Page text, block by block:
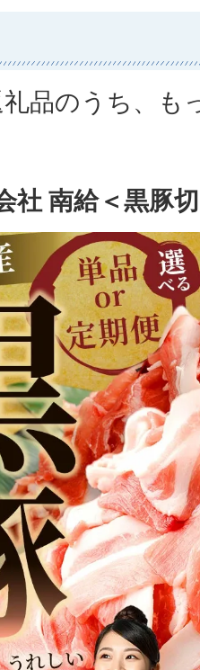
品のうち、も
社 南給＜黒豚